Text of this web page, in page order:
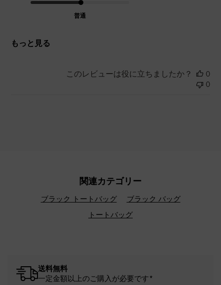
普通
もっと見る
このレビューは役に立ちましたか？
0
0
関連カテゴリー
ブラック トートバッグ
ブラック バッグ
トートバッグ
送料無料
一定金額以上のご購入が必要です*